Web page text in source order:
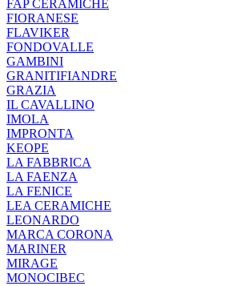
FAP CERAMICHE
FIORANESE
FLAVIKER
FONDOVALLE
GAMBINI
GRANITIFIANDRE
GRAZIA
IL CAVALLINO
IMOLA
IMPRONTA
KEOPE
LA FABBRICA
LA FAENZA
LA FENICE
LEA CERAMICHE
LEONARDO
MARCA CORONA
MARINER
MIRAGE
MONOCIBEC